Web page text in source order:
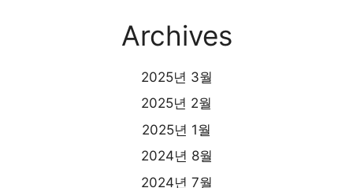
Archives
2025년 3월
2025년 2월
2025년 1월
2024년 8월
2024년 7월